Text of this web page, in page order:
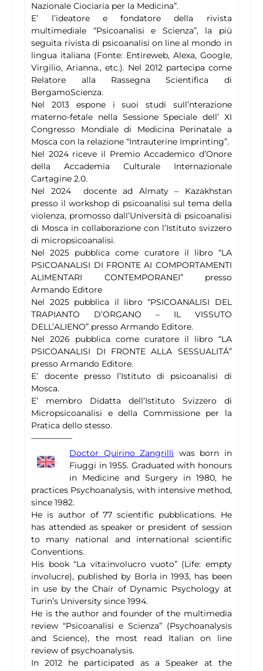
Nazionale Ciociaria per la Medicina”.
E’ l’ideatore e fondatore della rivista
multimediale “Psicoanalisi e Scienza”, la più
seguita rivista di psicoanalisi on line al mondo in
lingua italiana (Fonte: Entireweb, Alexa, Google,
Virgilio, Arianna., etc.). Nel 2012 partecipa come
Relatore alla Rassegna Scientifica di
BergamoScienza.
Nel 2013 espone i suoi studi sull’nterazione
materno-fetale nella Sessione Speciale dell’ XI
Congresso Mondiale di Medicina Perinatale a
Mosca con la relazione “Intrauterine Imprinting”.
Nel 2024 riceve il Premio Accademico d’Onore
della Accademia Culturale Internazionale
Cartagine 2.0.
Nel 2024 docente ad Almaty – Kazakhstan
presso il workshop di psicoanalisi sul tema della
violenza, promosso dall’Università di psicoanalisi
di Mosca in collaborazione con l’Istituto svizzero
di micropsicoanalisi.
Nel 2025 pubblica come curatore il libro “LA
PSICOANALISI DI FRONTE AI COMPORTAMENTI
ALIMENTARI CONTEMPORANEI” presso
Armando Editore
Nel 2025 pubblica il libro “PSICOANALISI DEL
TRAPIANTO D’ORGANO – IL VISSUTO
DELL’ALIENO” presso Armando Editore.
Nel 2026 pubblica come curatore il libro “LA
PSICOANALISI DI FRONTE ALLA SESSUALITÁ”
presso Armando Editore.
E’ docente presso l’Istituto di psicoanalisi di
Mosca.
E’ membro Didatta dell’Istituto Svizzero di
Micropsicoanalisi e della Commissione per la
Pratica dello stesso.
—————
Doctor Quirino Zangrilli was born in
Fiuggi in 1955. Graduated with honours
in Medicine and Surgery in 1980, he
practices Psychoanalysis, with intensive method,
since 1982.
He is author of 77 scientific pubblications. He
has attended as speaker or president of session
to many national and international scientific
Conventions.
His book “La vita:involucro vuoto” (Life: empty
involucre), published by Borla in 1993, has been
in use by the Chair of Dynamic Psychology at
Turin’s University since 1994.
He is the author and founder of the multimedia
review “Psicoanalisi e Scienza” (Psychoanalysis
and Science), the most read Italian on line
review of psychoanalysis.
In 2012 he participated as a Speaker at the